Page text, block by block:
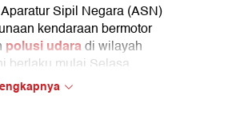
Sipil Negara (ASN)
kendaraan bermotor
polusi udaradi wilayah
berlaku mulai Selasa
belum ditentukan.
instruksi itu belum